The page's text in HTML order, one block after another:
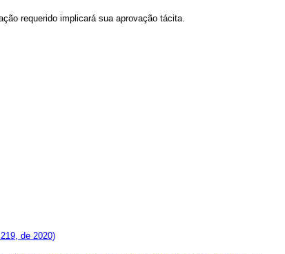
requerido implicará sua aprovação tácita.
de 2020)